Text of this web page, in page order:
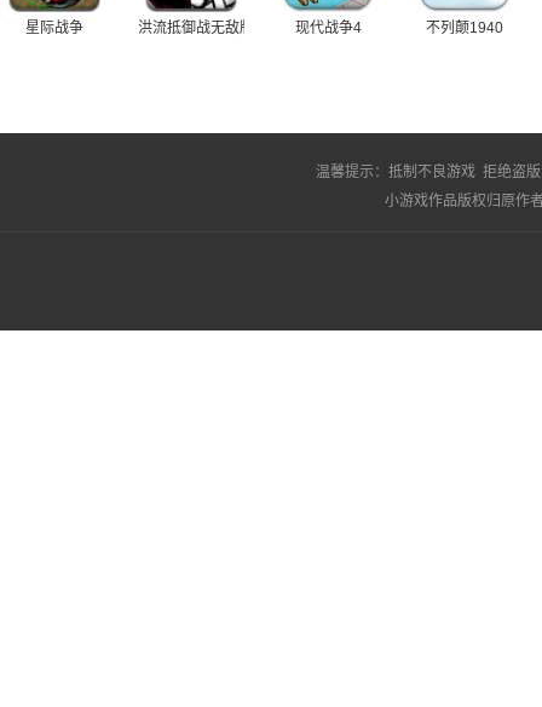
星际战争 洪流抵御战无敌版 现代战争4 不列颠1940
温馨提示： 抵制不良游戏 拒绝盗
小游戏作品版权归原作